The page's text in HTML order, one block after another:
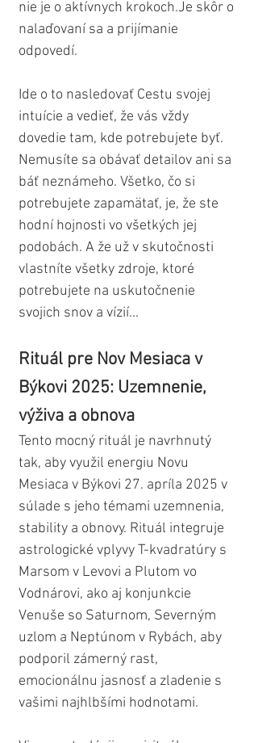
nie je o aktívnych krokoch.Je skôr o
nalaďovaní sa a prijímanie
odpovedí.
Ide o to nasledovať Cestu svojej
intuície a vedieť, že vás vždy
dovedie tam, kde potrebujete byť.
Nemusíte sa obávať detailov ani sa
báť neznámeho. Všetko, čo si
potrebujete zapamätať, je, že ste
hodní hojnosti vo všetkých jej
podobách. A že už v skutočnosti
vlastníte všetky zdroje, ktoré
potrebujete na uskutočnenie
svojich snov a vízií...
Rituál pre Nov Mesiaca v
Býkovi 2025: Uzemnenie,
výživa a obnova
Tento mocný rituál je navrhnutý
tak, aby využil energiu Novu
Mesiaca v Býkovi 27. apríla 2025 v
súlade s jeho témami uzemnenia,
stability a obnovy. Rituál integruje
astrologické vplyvy T-kvadratúry s
Marsom v Levovi a Plutom vo
Vodnárovi, ako aj konjunkcie
Venuše so Saturnom, Severným
uzlom a Neptúnom v Rybách, aby
podporil zámerný rast,
emocionálnu jasnosť a zladenie s
vašimi najhlbšími hodnotami.